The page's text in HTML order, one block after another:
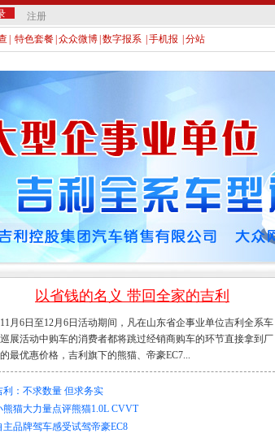
注册
特色套餐 众众微博 数字报系 手机报 分站
以省钱的名义 带回全家的吉利
月6日至12月6日活动期间，凡在山东省企事业单位吉利全系车
展活动中购车的消费者都将跳过经销商购车的环节直接拿到厂
最优惠价格，吉利旗下的熊猫、帝豪EC7...
利：不求数量 但求务实
熊猫大力量点评熊猫1.0L CVVT
主品牌驾车感受试驾帝豪EC8